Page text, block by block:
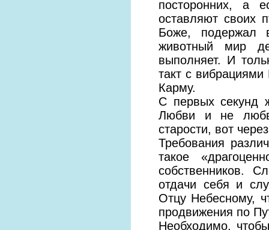
посторонних, а
оставляют своих
Боже, подержал
животный мир
выполняет. И
такт с
Карму.
С первых секунд
Любви и не
старости, вот
Требования
такое
собственников.
отдачи себя и
Отцу Небесному,
продвижения по
Необходимо,